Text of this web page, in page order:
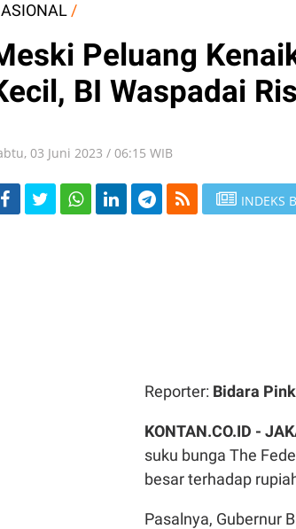
/
Peluang
BI Waspadai
03 Juni 2023 / 06:15 WIB
INDEKS
Reporter: Bidara Pink
KONTAN.CO.ID -
suku bunga The
besar terhadap
Pasalnya, Gubernur